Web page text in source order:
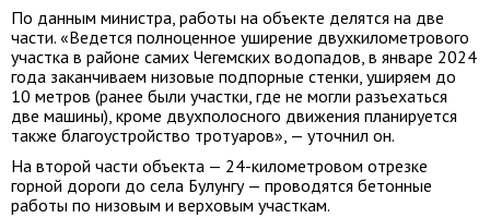
По данным министра, работы на объекте делятся на две
части. «Ведется полноценное уширение двухкилометрового
участка в районе самих Чегемских водопадов, в январе 2024
года заканчиваем низовые подпорные стенки, уширяем до
10 метров (ранее были участки, где не могли разъехаться
две машины), кроме двухполосного движения планируется
также благоустройство тротуаров», — уточнил он.
На второй части объекта — 24-километровом отрезке
горной дороги до села Булунгу — проводятся бетонные
работы по низовым и верховым участкам.